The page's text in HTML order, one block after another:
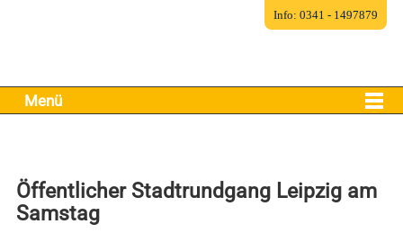
Menü
Öffentlicher Stadtrundgang Leipzig am
Samstag
Info: 0341 - 1497879